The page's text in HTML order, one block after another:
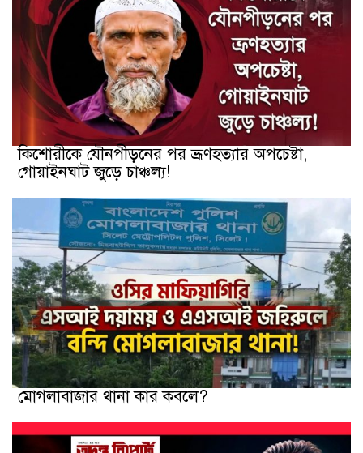
কিশোরীকে যৌনপীড়নের পর ভ্রূণহত্যার অপচেষ্টা,
গোয়াইনঘাট জুড়ে চাঞ্চল্য!
মোগলাবাজার থানা কার কবলে?